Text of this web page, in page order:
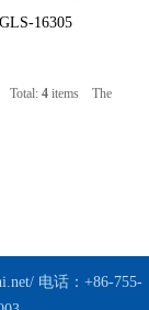
GLS-16305
Total: 4items
The
电话：+86-755-